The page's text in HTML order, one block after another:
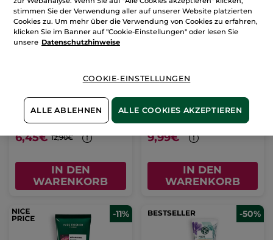
(430)
86,00€ / 1l
6,45€ 12,90€
IN DEN
WARENKORB
Thermoschutz-Fluid
(3)
99,90€ / 1l
9,99€
IN DEN
WARENKORB
-11% BESTSELLER -50%
stimmen Sie der Verwendung aller auf unserer Website platzierten
Cookies zu. Um mehr über die Verwendung von Cookies zu erfahren,
klicken Sie im Banner auf "Cookie-Einstellungen" oder lesen Sie
unsere Datenschutzhinweise
COOKIE-EINSTELLUNGEN
ALLE ABLEHNEN ALLE COOKIES AKZEPTIEREN